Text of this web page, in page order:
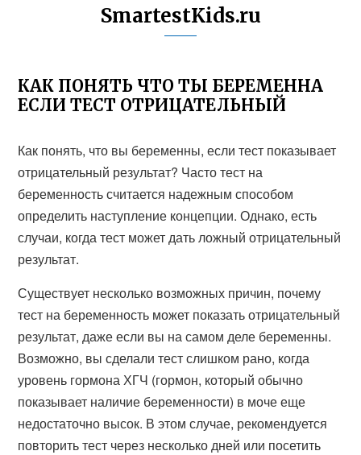
SmartestKids.ru
КАК ПОНЯТЬ ЧТО ТЫ БЕРЕМЕННА
ЕСЛИ ТЕСТ ОТРИЦАТЕЛЬНЫЙ
Как понять, что вы беременны, если тест показывает
отрицательный результат? Часто тест на
беременность считается надежным способом
определить наступление концепции. Однако, есть
случаи, когда тест может дать ложный отрицательный
результат.
Существует несколько возможных причин, почему
тест на беременность может показать отрицательный
результат, даже если вы на самом деле беременны.
Возможно, вы сделали тест слишком рано, когда
уровень гормона ХГЧ (гормон, который обычно
показывает наличие беременности) в моче еще
недостаточно высок. В этом случае, рекомендуется
повторить тест через несколько дней или посетить